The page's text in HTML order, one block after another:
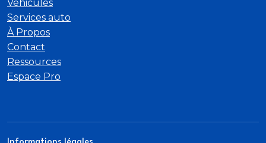
ECO PRO
Sport
Motorisation BMW TwinPower Turbo
Park Assist
Véhicules
Services auto
À Propos
Contact
Ressources
Espace Pro